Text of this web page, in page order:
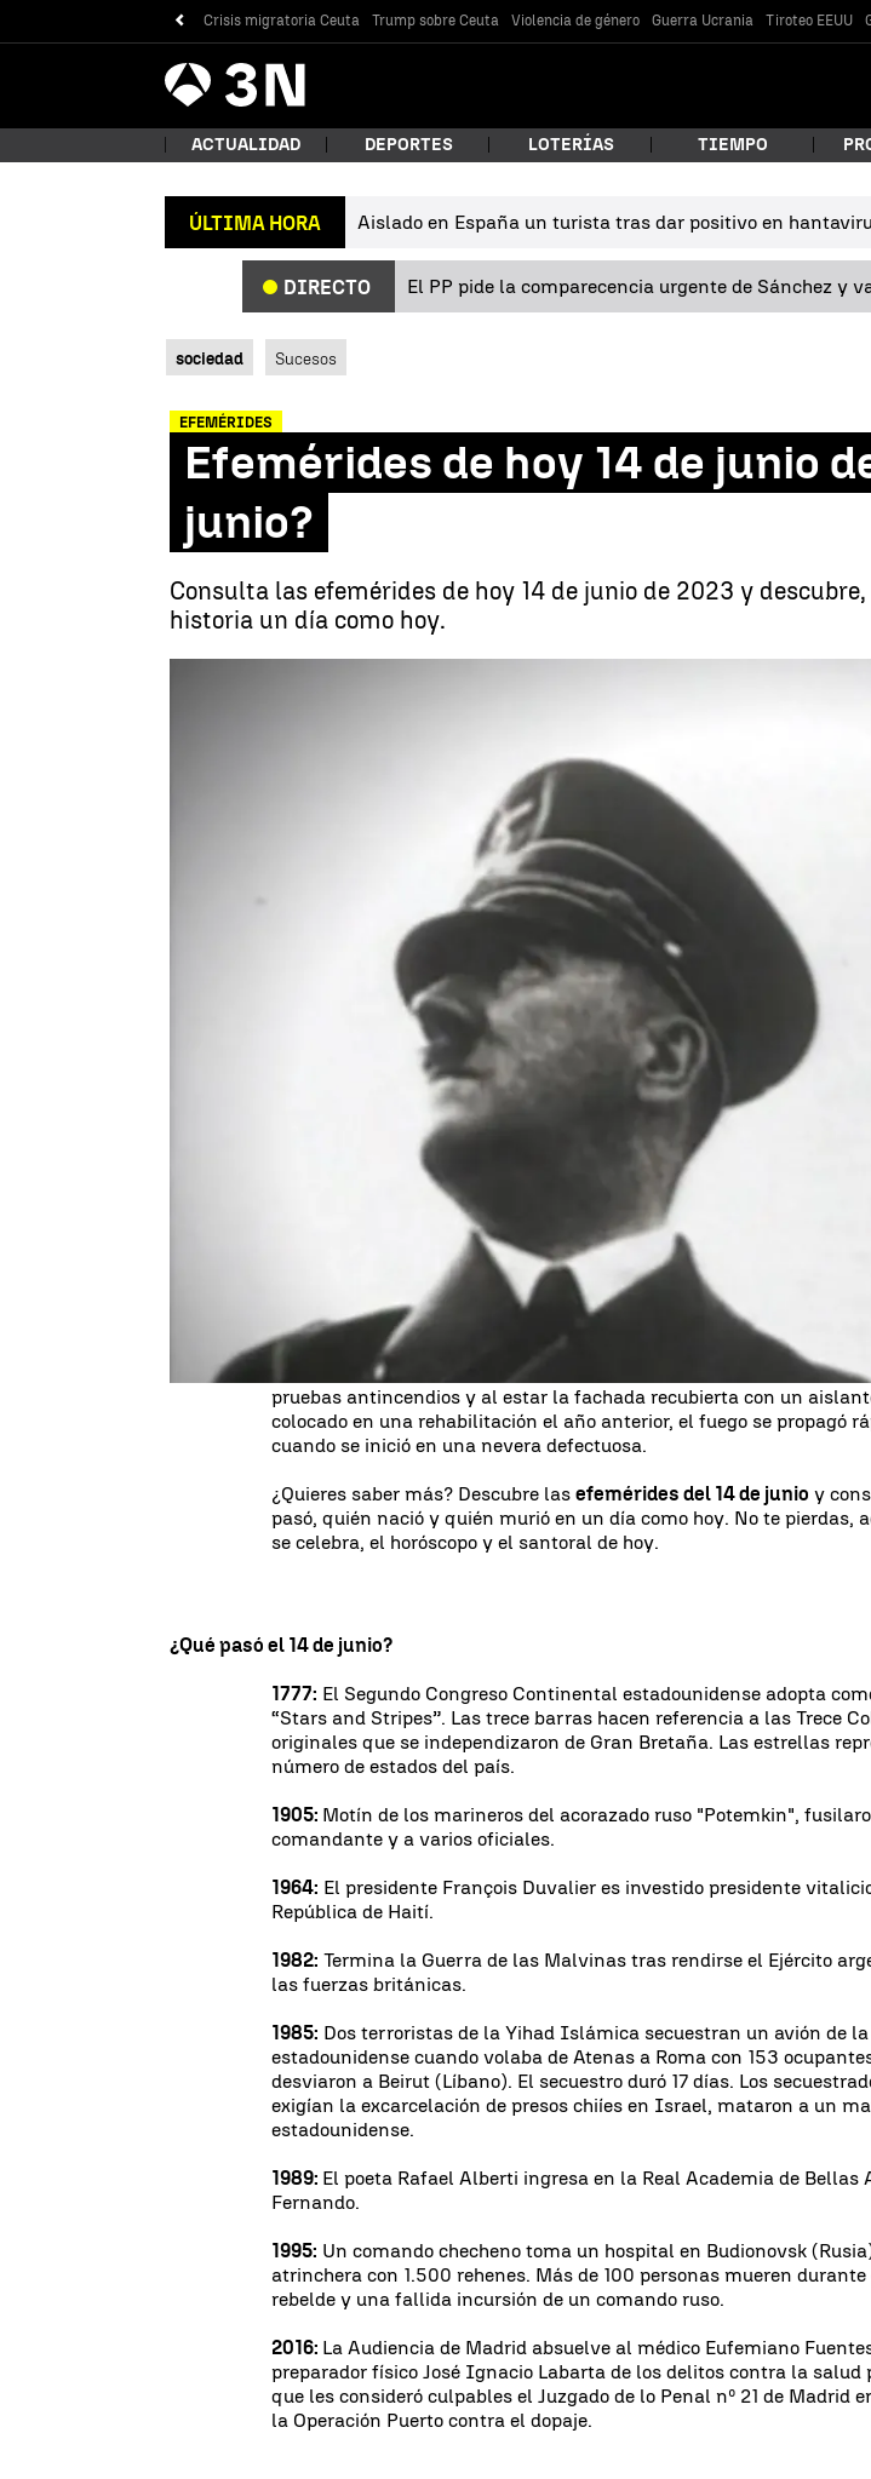
Crisis migratoria Ceuta Trump sobre Ceuta Violencia de género Guerra Ucrania Tiroteo EEUU
Antena
3 Noticias
¿Qué estás buscando?
ACTUALIDAD DEPORTES LOTERÍAS TIEMPO
ÚLTIMA HORA Aislado en España un turista tras dar positivo en
DIRECTO El PP pide la comparecencia urgente de Sánchez y
sociedad Sucesos
EFEMÉRIDES
Efemérides de hoy 14 de junio
junio?
Consulta las efemérides de hoy 14 de junio de 2023 y
historia un día como hoy.
Documentación Atresmedia
14 de junio de 2023, 06:04
Tal día como hoy, un 14 de junio, pero 1940, las
tropas del Ejército
prácticamente vacío tras la marcha del Gobierno francés a
éxodo de miles de ciudadanos. No hubo resistencia. 9 días después,
Adolf Hitler celebra su victoria paseando por París, tan solo un día
Francia firmara un armisticio con el Tercer Reich alemán y gran
quedara ocupada por los alemanes.
El 14 de junio, pero de 2017, 72 personas mueren en elincendio de la
Grenfell de Londres
, edificio de viviendas sociales de 120
distribuidos en 24 plantas. El revestimiento del edificio no había sido
pruebas antincendios y al estar la fachada recubierta con un
colocado en una rehabilitación el año anterior, el fuego se propagó
cuando se inició en una nevera defectuosa.
¿Quieres saber más? Descubre lasefemérides del 14 de junio y
pasó, quién nació y quién murió en un día como hoy. No te pierdas,
se celebra, el horóscopo y el santoral de hoy.
¿Qué pasó el 14 de junio?
1777: El Segundo Congreso Continental estadounidense adopta
“Stars and Stripes”. Las trece barras hacen referencia a las Trece
originales que se independizaron de Gran Bretaña. Las estrellas
número de estados del país.
1905: Motín de los marineros del acorazado ruso "Potemkin",
comandante y a varios oficiales.
1964: El presidente François Duvalier es investido presidente
República de Haití.
1982: Termina la Guerra de las Malvinas tras rendirse el Ejército
las fuerzas británicas.
1985: Dos terroristas de la Yihad Islámica secuestran un avión de la
estadounidense cuando volaba de Atenas a Roma con 153
desviaron a Beirut (Líbano). El secuestro duró 17 días. Los
exigían la excarcelación de presos chiíes en Israel, mataron a un
estadounidense.
1989: El poeta Rafael Alberti ingresa en la Real Academia de Bellas
Fernando.
1995: Un comando checheno toma un hospital en Budionovsk
atrinchera con 1.500 rehenes. Más de 100 personas mueren
rebelde y una fallida incursión de un comando ruso.
2016: La Audiencia de Madrid absuelve al médico Eufemiano
preparador físico José Ignacio Labarta de los delitos contra la salud
que les consideró culpables el Juzgado de lo Penal nº 21 de Madrid
la Operación Puerto contra el dopaje.